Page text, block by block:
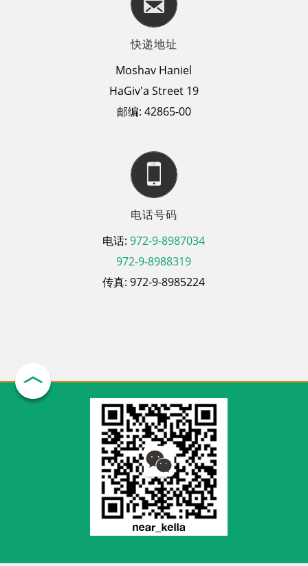
快递地址
Moshav Haniel
HaGiv'a Street 19
邮编: 42865-00
电话号码
电话:972-9-8987034
972-9-8988319
传真: 972-9-8985224